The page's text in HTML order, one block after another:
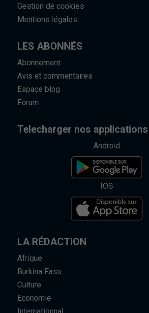
Gestion de cookies
Mentions légales
LES ABONNÉS
Abonnement
Avis et commentaires
Espace blog
Forum
Telecharger nos
Android
IOS
LA RÉDACTION
Afrique
Burkina Faso
Culture
Economie